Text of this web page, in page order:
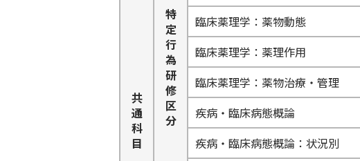
共
通
科
目
特
定
行
為
研
修
区
分
臨床薬理学：薬物動態
臨床薬理学：薬理作用
臨床薬理学：薬物治療・管理
疾病・臨床病態概論
疾病・臨床病態概論：状況別